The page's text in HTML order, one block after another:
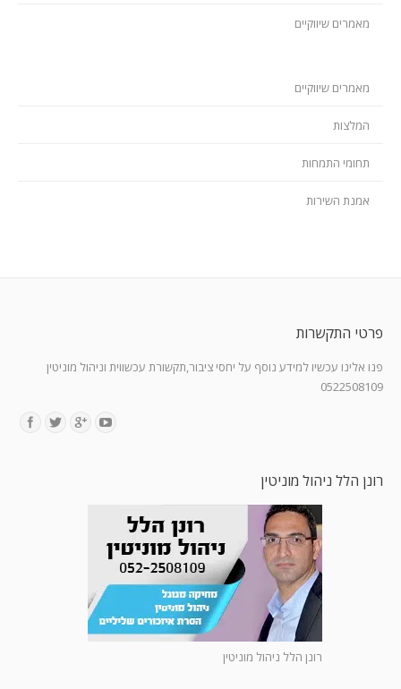
מאמרים שיווקיים
מאמרים שיווקיים
המלצות
תחומי התמחות
אמנת השירות
פרטי התקשרות
פנו אלינו עכשיו למידע נוסף על יחסי ציבור,תקשורת עכשווית וניהול מוניטין
0522508109
רונן הלל ניהול מוניטין
רונן הלל ניהול מוניטין